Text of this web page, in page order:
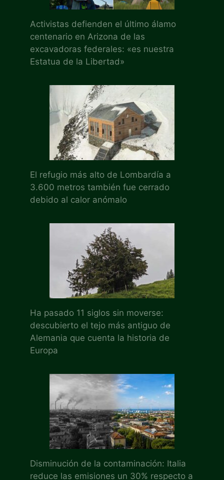
Activistas defienden el último álamo
centenario en Arizona de las
excavadoras federales: «es nuestra
Estatua de la Libertad»
El refugio más alto de Lombardía a
3.600 metros también fue cerrado
debido al calor anómalo
Ha pasado 11 siglos sin moverse:
descubierto el tejo más antiguo de
Alemania que cuenta la historia de
Europa
Disminución de la contaminación: Italia
reduce las emisiones un 30% respecto a